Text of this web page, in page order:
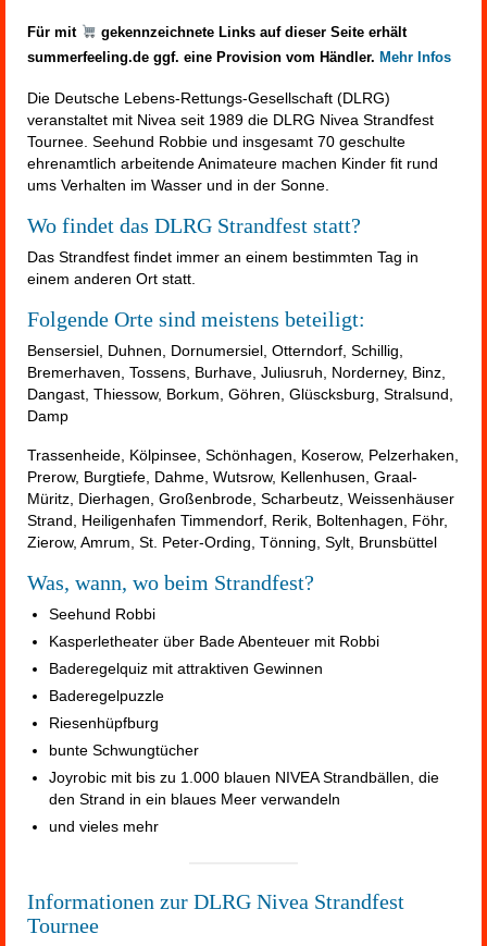
Für mit
gekennzeichnete Links auf dieser Seite erhält
summerfeeling.de ggf. eine Provision vom Händler. Mehr Infos
Die Deutsche Lebens-Rettungs-Gesellschaft (DLRG)
veranstaltet mit Nivea seit 1989 die DLRG Nivea Strandfest
Tournee. Seehund Robbie und insgesamt 70 geschulte
ehrenamtlich arbeitende Animateure machen Kinder fit rund
ums Verhalten im Wasser und in der Sonne.
Wo findet das DLRG Strandfest statt?
Das Strandfest findet immer an einem bestimmten Tag in
einem anderen Ort statt.
Folgende Orte sind meistens beteiligt:
Bensersiel, Duhnen, Dornumersiel, Otterndorf, Schillig,
Bremerhaven, Tossens, Burhave, Juliusruh, Norderney, Binz,
Dangast, Thiessow, Borkum, Göhren, Glüscksburg, Stralsund,
Damp
Trassenheide, Kölpinsee, Schönhagen, Koserow, Pelzerhaken,
Prerow, Burgtiefe, Dahme, Wutsrow, Kellenhusen, Graal-
Müritz, Dierhagen, Großenbrode, Scharbeutz, Weissenhäuser
Strand, Heiligenhafen Timmendorf, Rerik, Boltenhagen, Föhr,
Zierow, Amrum, St. Peter-Ording, Tönning, Sylt, Brunsbüttel
Was, wann, wo beim Strandfest?
Seehund Robbi
Kasperletheater über Bade Abenteuer mit Robbi
Baderegelquiz mit attraktiven Gewinnen
Baderegelpuzzle
Riesenhüpfburg
bunte Schwungtücher
Joyrobic mit bis zu 1.000 blauen NIVEA Strandbällen, die
den Strand in ein blaues Meer verwandeln
und vieles mehr
Informationen zur DLRG Nivea Strandfest
Tournee